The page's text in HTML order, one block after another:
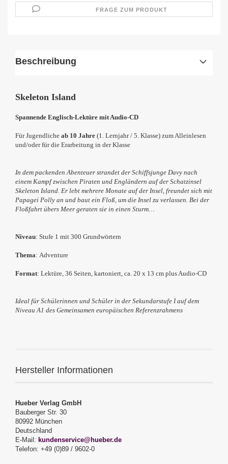
FRAGE ZUM PRODUKT
Beschreibung
Skeleton Island
Spannende Englisch-Lektüre mit Audio-CD
Für Jugendliche ab 10 Jahre (1. Lernjahr / 5. Klasse) zum Alleinlesen
und/oder für die Erarbeitung in der Klasse
In dem packenden Abenteuer strandet der Schiffsjunge Davy nach
einem Kampf zwischen Piraten und Engländern auf der Schatzinsel
Skeleton Island. Er lebt mehrere Monate auf der Insel, freundet sich mit
Papagei Polly an und baut ein Floß, um die Insel zu verlassen. Bei der
Floßfahrt übers Meer geraten sie in einen Sturm…
Niveau: Stufe 1 mit 300 Grundwörtern
Thema: Adventure
Format: Lektüre, 36 Seiten, kartoniert, ca. 20 x 13 cm plus Audio-CD
Ideal für Schülerinnen und Schüler in der Sekundarstufe Iauf dem
Niveau A1 des Gemeinsamen europäischen Referenzrahmens
Hersteller Informationen
Hueber Verlag GmbH
Bauberger Str. 30
80992 München
Deutschland
E-Mail: kundenservice@hueber.de
Telefon: +49 (0)89 / 9602-0